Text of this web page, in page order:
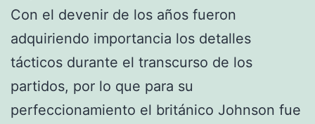
Con el devenir de los años fueron
adquiriendo importancia los detalles
tácticos durante el transcurso de los
partidos, por lo que para su
perfeccionamiento el británico Johnson fue